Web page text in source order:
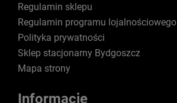
Regulamin sklepu
Regulamin programu lojalnościowego
Polityka prywatności
Sklep stacjonarny Bydgoszcz
Mapa strony
Informacje